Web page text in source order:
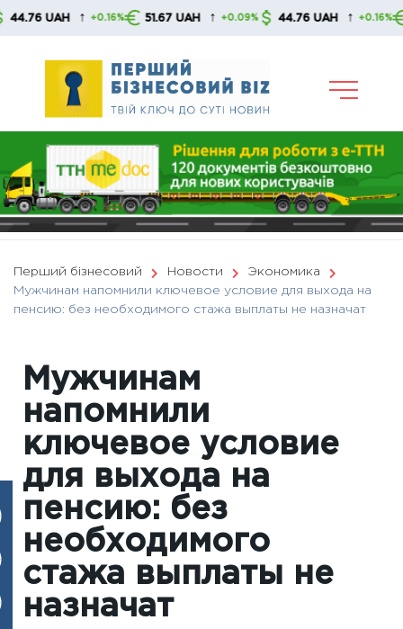
Skip
↑ +0.16% 51.67 UAH ↑ +0.09% 44.76 UAH ↑ +0.16% 51.67
Перший бізнесовий Новости
Экономика
Мужчинам напомнили ключевое условие для выхода на
пенсию: без необходимого стажа выплаты не назначат
Мужчинам
напомнили
ключевое условие
для выхода на
пенсию: без
необходимого
стажа выплаты не
назначат